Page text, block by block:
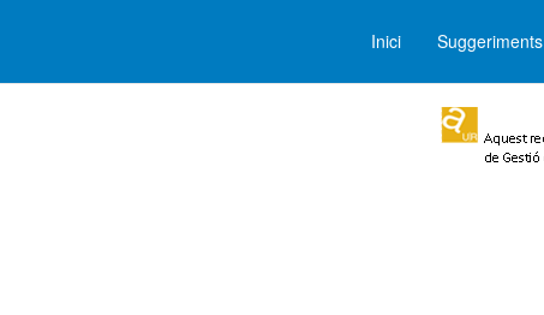
Inici Suggeriments